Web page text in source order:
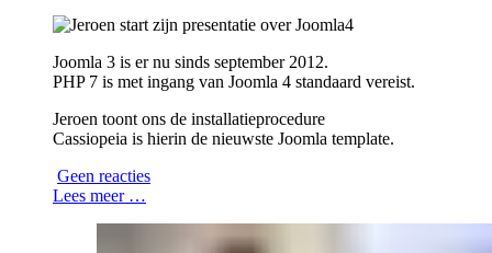
Joomla 3 is er nu sinds september 2012.
PHP 7 is met ingang van Joomla 4 standaard vereist.
Jeroen toont ons de installatieprocedure
Cassiopeia is hierin de nieuwste Joomla template.
Geen reacties
Lees meer …